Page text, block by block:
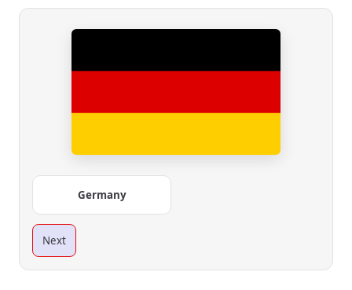
Germany
Next